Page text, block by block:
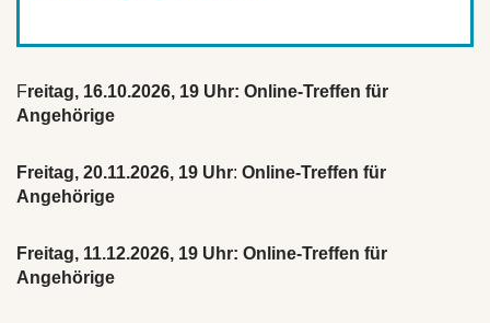
Freitag, 16.10.2026, 19 Uhr: Online-Treffen für
Angehörige
Freitag, 20.11.2026, 19 Uhr: Online-Treffen für
Angehörige
Freitag, 11.12.2026, 19 Uhr: Online-Treffen für
Angehörige